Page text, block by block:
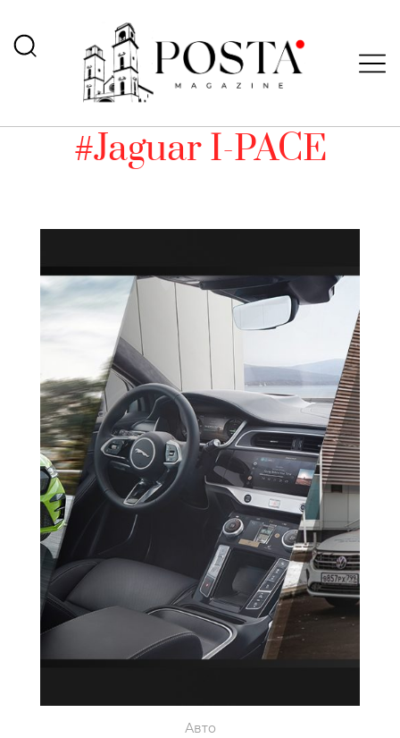
#Jaguar I-PACE
Авто